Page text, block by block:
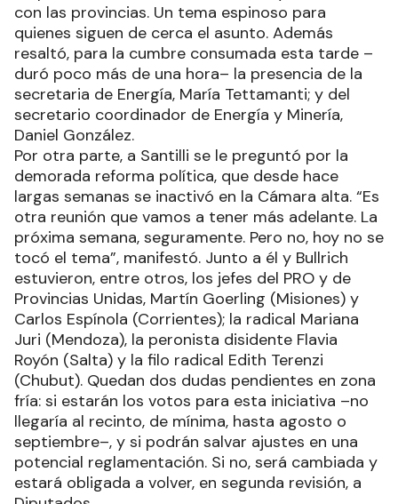
con las provincias. Un tema espinoso para
quienes siguen de cerca el asunto. Además
resaltó, para la cumbre consumada esta tarde –
duró poco más de una hora– la presencia de la
secretaria de Energía, María Tettamanti; y del
secretario coordinador de Energía y Minería,
Daniel González.
Por otra parte, a Santilli se le preguntó por la
demorada reforma política, que desde hace
largas semanas se inactivó en la Cámara alta. “Es
otra reunión que vamos a tener más adelante. La
próxima semana, seguramente. Pero no, hoy no se
tocó el tema”, manifestó. Junto a él y Bullrich
estuvieron, entre otros, los jefes del PRO y de
Provincias Unidas, Martín Goerling (Misiones) y
Carlos Espínola (Corrientes); la radical Mariana
Juri (Mendoza), la peronista disidente Flavia
Royón (Salta) y la filo radical Edith Terenzi
(Chubut). Quedan dos dudas pendientes en zona
fría: si estarán los votos para esta iniciativa –no
llegaría al recinto, de mínima, hasta agosto o
septiembre–, y si podrán salvar ajustes en una
potencial reglamentación. Si no, será cambiada y
estará obligada a volver, en segunda revisión, a